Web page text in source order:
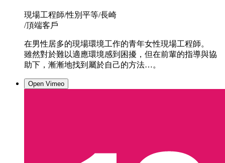
現場工程師/性別平等/長崎
/頂端客戶
在男性居多的現場環境工作的青年女性現場工程師。
雖然對於難以適應環境感到困擾，但在前輩的指導與協
助下，漸漸地找到屬於自己的方法…。
Open Vimeo